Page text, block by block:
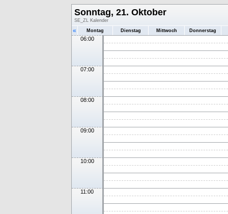
Sonntag, 21. Oktober
SE_ZL Kalender
« Montag Dienstag Mittwoch Donnerstag
06:00
07:00
08:00
09:00
10:00
11:00